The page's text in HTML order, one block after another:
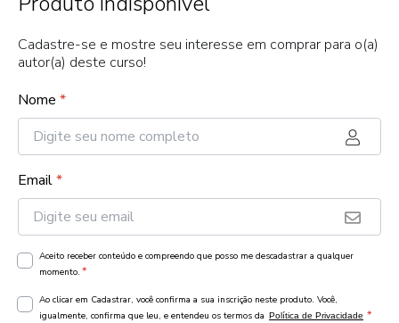
Cadastre-se e mostre seu interesse em comprar para o(a)
autor(a) deste curso!
Nome *
Email*
Aceito receber conteúdo e compreendo que posso me descadastrar a qualquer
momento. *
Ao clicar em Cadastrar, você confirma a sua inscrição neste produto. Você,
igualmente, confirma que leu, e entendeu os termos da Política de Privacidade *